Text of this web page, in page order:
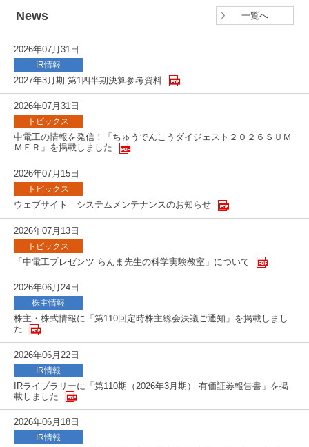
News 一覧へ
2026年07月31日
IR情報
2027年3月期 第1四半期決算参考資料
2026年07月31日
トピックス
中電工の情報を発信！「ちゅうでんこうダイジェスト２０２６ＳＵＭ
ＭＥＲ」を掲載しました
2026年07月15日
トピックス
ウェブサイト システムメンテナンスのお知らせ
2026年07月13日
トピックス
「中電工プレゼンツ らんま先生の科学実験教室」について
2026年06月24日
株主情報
株主・株式情報に「第110回定時株主総会決議ご通知」を掲載しまし
た
2026年06月22日
IR情報
IRライブラリーに「第110期（2026年3月期） 有価証券報告書」を掲
載しました
2026年06月18日
IR情報